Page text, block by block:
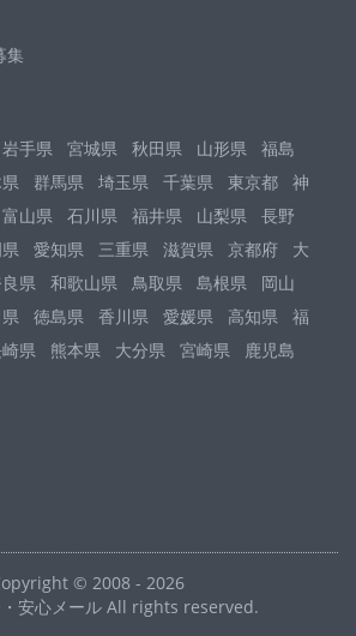
集
岩手県 宮城県 秋田県 山形県
福島
群馬県 埼玉県 千葉県 東京都
神
富山県 石川県 福井県 山梨県
長野
愛知県 三重県 滋賀県 京都府
大
県 和歌山県 鳥取県 島根県
岡山
徳島県 香川県 愛媛県 高知県
福
県 熊本県 大分県 宮崎県
鹿児島
© 2008 - 2026
安心メール All rights reserved.